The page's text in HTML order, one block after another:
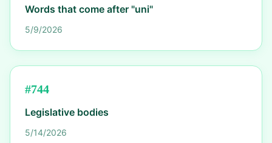
Words that come after "uni"
5/9/2026
#744
Legislative bodies
5/14/2026